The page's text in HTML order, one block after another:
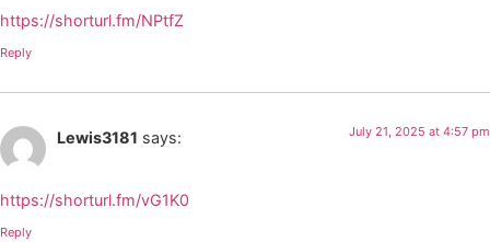
https://shorturl.fm/NPtfZ
Reply
Lewis3181 says: July 21, 2025 at 4:57 pm
https://shorturl.fm/vG1K0
Reply